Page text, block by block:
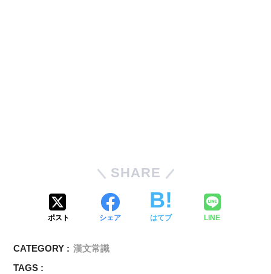
SHARE
ポスト シェア はてブ LINE
CATEGORY : 漢文常識
TAGS :